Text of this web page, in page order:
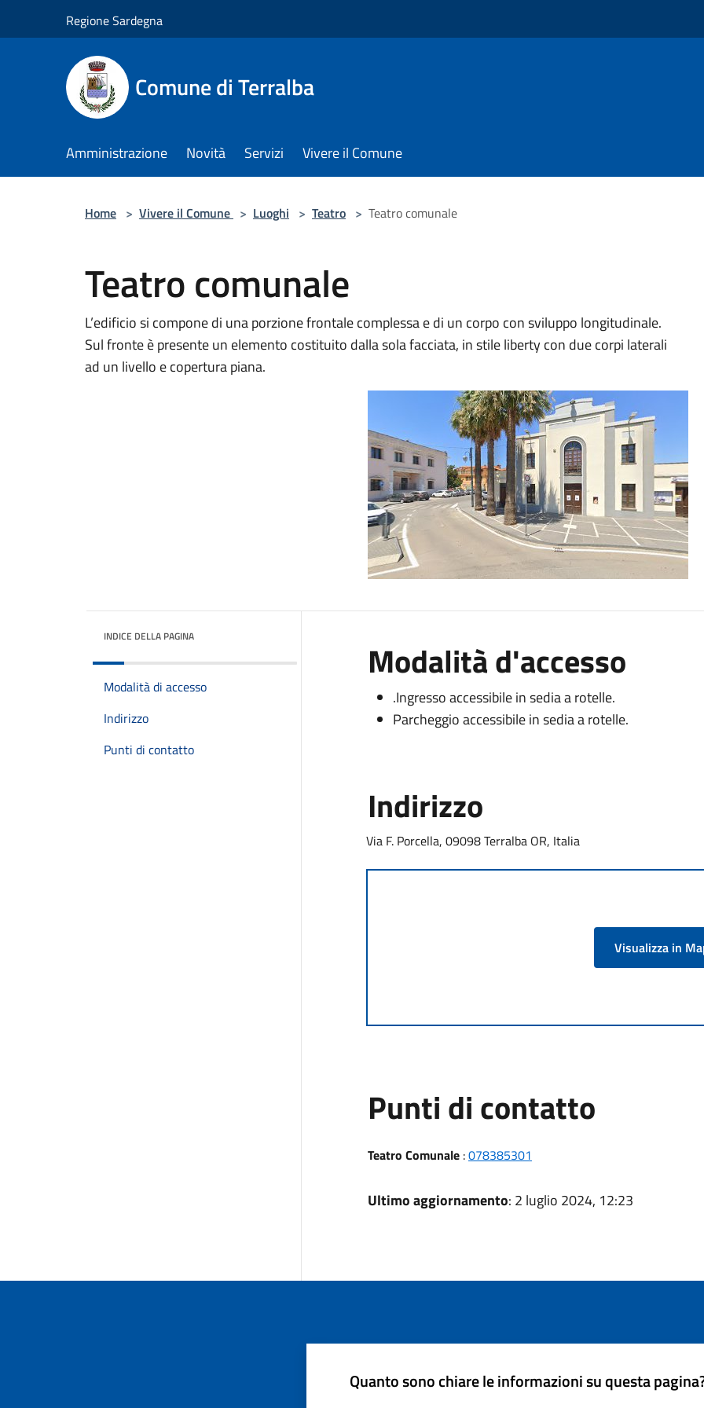
Regione Sardegna
Comune di Terralba
Amministrazione Novità Servizi Vivere il Comune
Home > Vivere il Comune > Luoghi > Teatro > Teatro comunale
Teatro comunale
L’edificio si compone di una porzione frontale complessa e di un corpo con sviluppo longitudinale.
Sul fronte è presente un elemento costituito dalla sola facciata, in stile liberty con due corpi laterali
ad un livello e copertura piana.
INDICE DELLA PAGINA
Modalità di accesso
Indirizzo
Punti di contatto
Modalità d'accesso
.Ingresso accessibile in sedia a rotelle.
Parcheggio accessibile in sedia a rotelle.
Indirizzo
Via F. Porcella, 09098 Terralba OR, Italia
Visualizza in
Punti di contatto
Teatro Comunale:078385301
Ultimo aggiornamento: 2 luglio 2024, 12:23
Quanto sono chiare le informazioni su questa